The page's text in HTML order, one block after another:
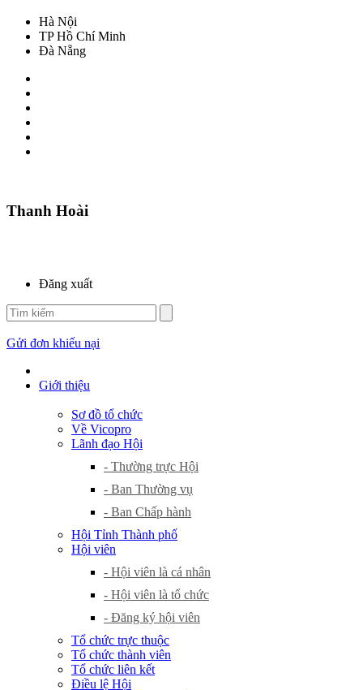
Hà Nội
TP Hồ Chí Minh
Đà Nẵng
Thanh Hoài
Đăng xuất
Gửi đơn khiếu nại
Giới thiệu
Sơ đồ tổ chức
Về Vicopro
Lãnh đạo Hội
- Thường trực Hội
- Ban Thường vụ
- Ban Chấp hành
Hội Tỉnh Thành phố
Hội viên
- Hội viên là cá nhân
- Hội viên là tổ chức
- Đăng ký hội viên
Tổ chức trực thuộc
Tổ chức thành viên
Tổ chức liên kết
Điều lệ Hội